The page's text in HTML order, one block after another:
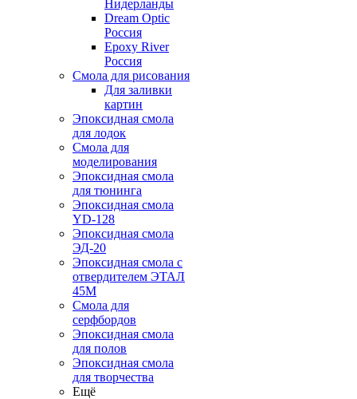
Нидерланды
Dream Optic
Россия
Epoxy River
Россия
Смола для рисования
Для заливки
картин
Эпоксидная смола
для лодок
Смола для
моделирования
Эпоксидная смола
для тюнинга
Эпоксидная смола
YD-128
Эпоксидная смола
ЭД-20
Эпоксидная смола с
отвердителем ЭТАЛ
45М
Смола для
серфбордов
Эпоксидная смола
для полов
Эпоксидная смола
для творчества
Ещё